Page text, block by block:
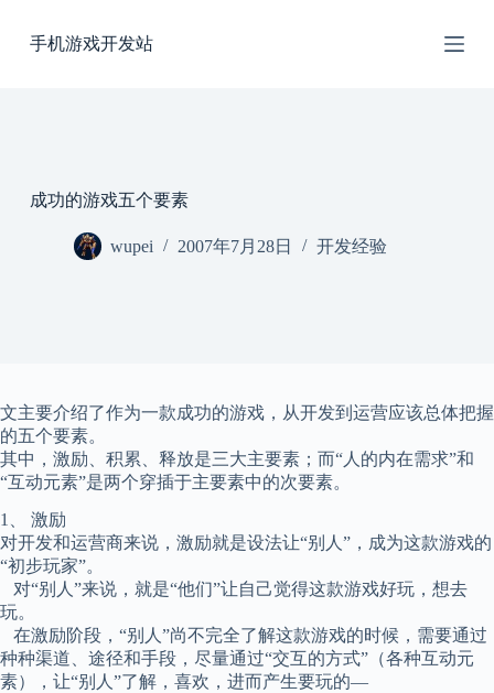
过
手机游戏开发站
成功的游戏五个要素
wupei 2007年7月28日 开发经验
文主要介绍了作为一款成功的游戏，从开发到运营应该总体把握
的五个要素。
其中，激励、积累、释放是三大主要素；而“人的内在需求”和
“互动元素”是两个穿插于主要素中的次要素。
1、 激励
对开发和运营商来说，激励就是设法让“别人”，成为这款游戏的
“初步玩家”。
对“别人”来说，就是“他们”让自己觉得这款游戏好玩，想去
玩。
在激励阶段，“别人”尚不完全了解这款游戏的时候，需要通过
种种渠道、途径和手段，尽量通过“交互的方式”（各种互动元
素），让“别人”了解，喜欢，进而产生要玩的—